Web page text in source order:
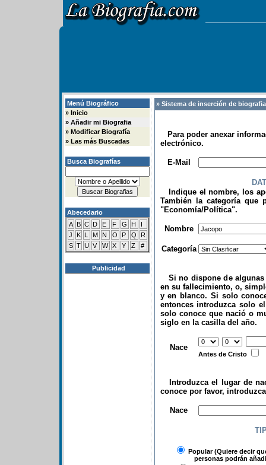
Menú Biográfico
» Inicio
» Añadir mi Biografia
» Modificar Biografía
» Las más Buscadas
Busca Biografías
Abecedario
A B C D E F G H
I
J
K L M N O P Q
R
S T U V W X Y Z #
Publicidad
» Sistema de inserción de
Para poder anexar
electrónico.
E-Mail
Indique el nombre, los
También la categoría que
"Economía/Política".
Nombre
Categoría
Si no dispone de algunas
en su fallecimiento, o,
y en blanco. Si solo
entonces introduzca solo
solo conoce que nació o
siglo en la casilla del año.
Nace
Antes de Cristo
Introduzca el lugar de
conoce por favor,
Nace
Popular(Quiere decir
personas podrán